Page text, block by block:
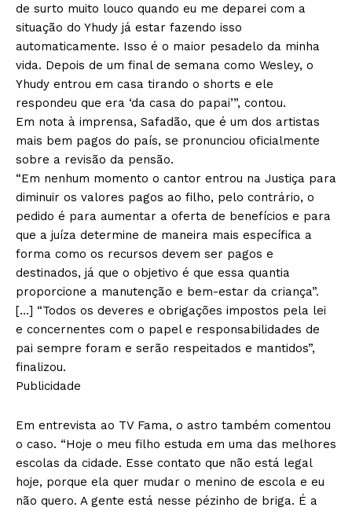
de surto muito louco quando eu me deparei com a
situação do Yhudy já estar fazendo isso
automaticamente. Isso é o maior pesadelo da minha
vida. Depois de um final de semana como Wesley, o
Yhudy entrou em casa tirando o shorts e ele
respondeu que era ‘da casa do papai’”, contou.
Em nota à imprensa, Safadão, que é um dos artistas
mais bem pagos do país, se pronunciou oficialmente
sobre a revisão da pensão.
“Em nenhum momento o cantor entrou na Justiça para
diminuir os valores pagos ao filho, pelo contrário, o
pedido é para aumentar a oferta de benefícios e para
que a juíza determine de maneira mais específica a
forma como os recursos devem ser pagos e
destinados, já que o objetivo é que essa quantia
proporcione a manutenção e bem-estar da criança”.
[…] “Todos os deveres e obrigações impostos pela lei
e concernentes com o papel e responsabilidades de
pai sempre foram e serão respeitados e mantidos”,
finalizou.
Publicidade
Em entrevista ao TV Fama, o astro também comentou
o caso. “Hoje o meu filho estuda em uma das melhores
escolas da cidade. Esse contato que não está legal
hoje, porque ela quer mudar o menino de escola e eu
não quero. A gente está nesse pézinho de briga. É a